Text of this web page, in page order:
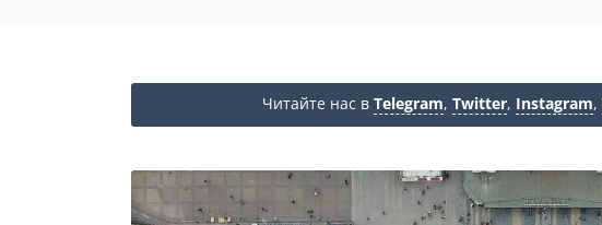
Читайте нас в Telegram, Twitter, Instagram,